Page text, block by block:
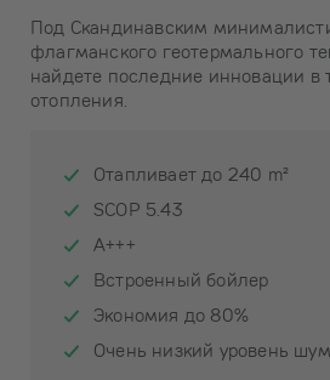
Под Скандинавским
флагманского геотермального
найдете последние инновации в
отопления.
Отапливает до 240 m²
SCOP 5.43
A+++
Встроенный бойлер
Экономия до 80%
Очень низкий уровень